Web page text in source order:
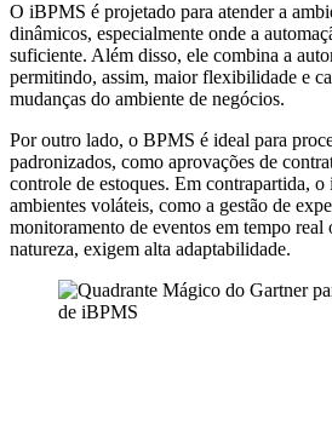
O iBPMS é projetado para atender a
dinâmicos, especialmente onde a
suficiente. Além disso, ele combina a
permitindo, assim, maior flexibilidade e
mudanças do ambiente de negócios.
Por outro lado, o BPMS é ideal para
padronizados, como aprovações de
controle de estoques. Em contrapartida,
ambientes voláteis, como a gestão de
monitoramento de eventos em tempo real
natureza, exigem alta adaptabilidade.